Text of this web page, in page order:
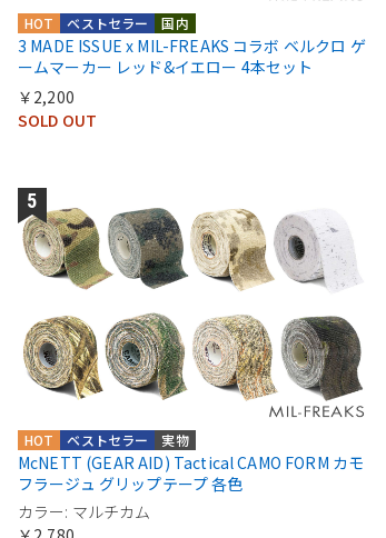
国内
ベストセラー
HOT
3 MADE ISSUE x MIL-FREAKS コラボ ベルクロ ゲ
ームマーカー レッド&イエロー 4本セット
￥2,200
SOLD OUT
実物
ベストセラー
HOT
McNETT (GEAR AID) Tactical CAMO FORM カモ
フラージュ グリップテープ 各色
カラー: マルチカム